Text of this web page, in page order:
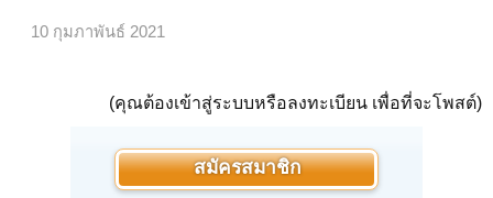
10 กุมภาพันธ์ 2021
(คุณต้องเข้าสู่ระบบหรือลงทะเบียน เพื่อที่จะโพสต์)
สมัครสมาชิก